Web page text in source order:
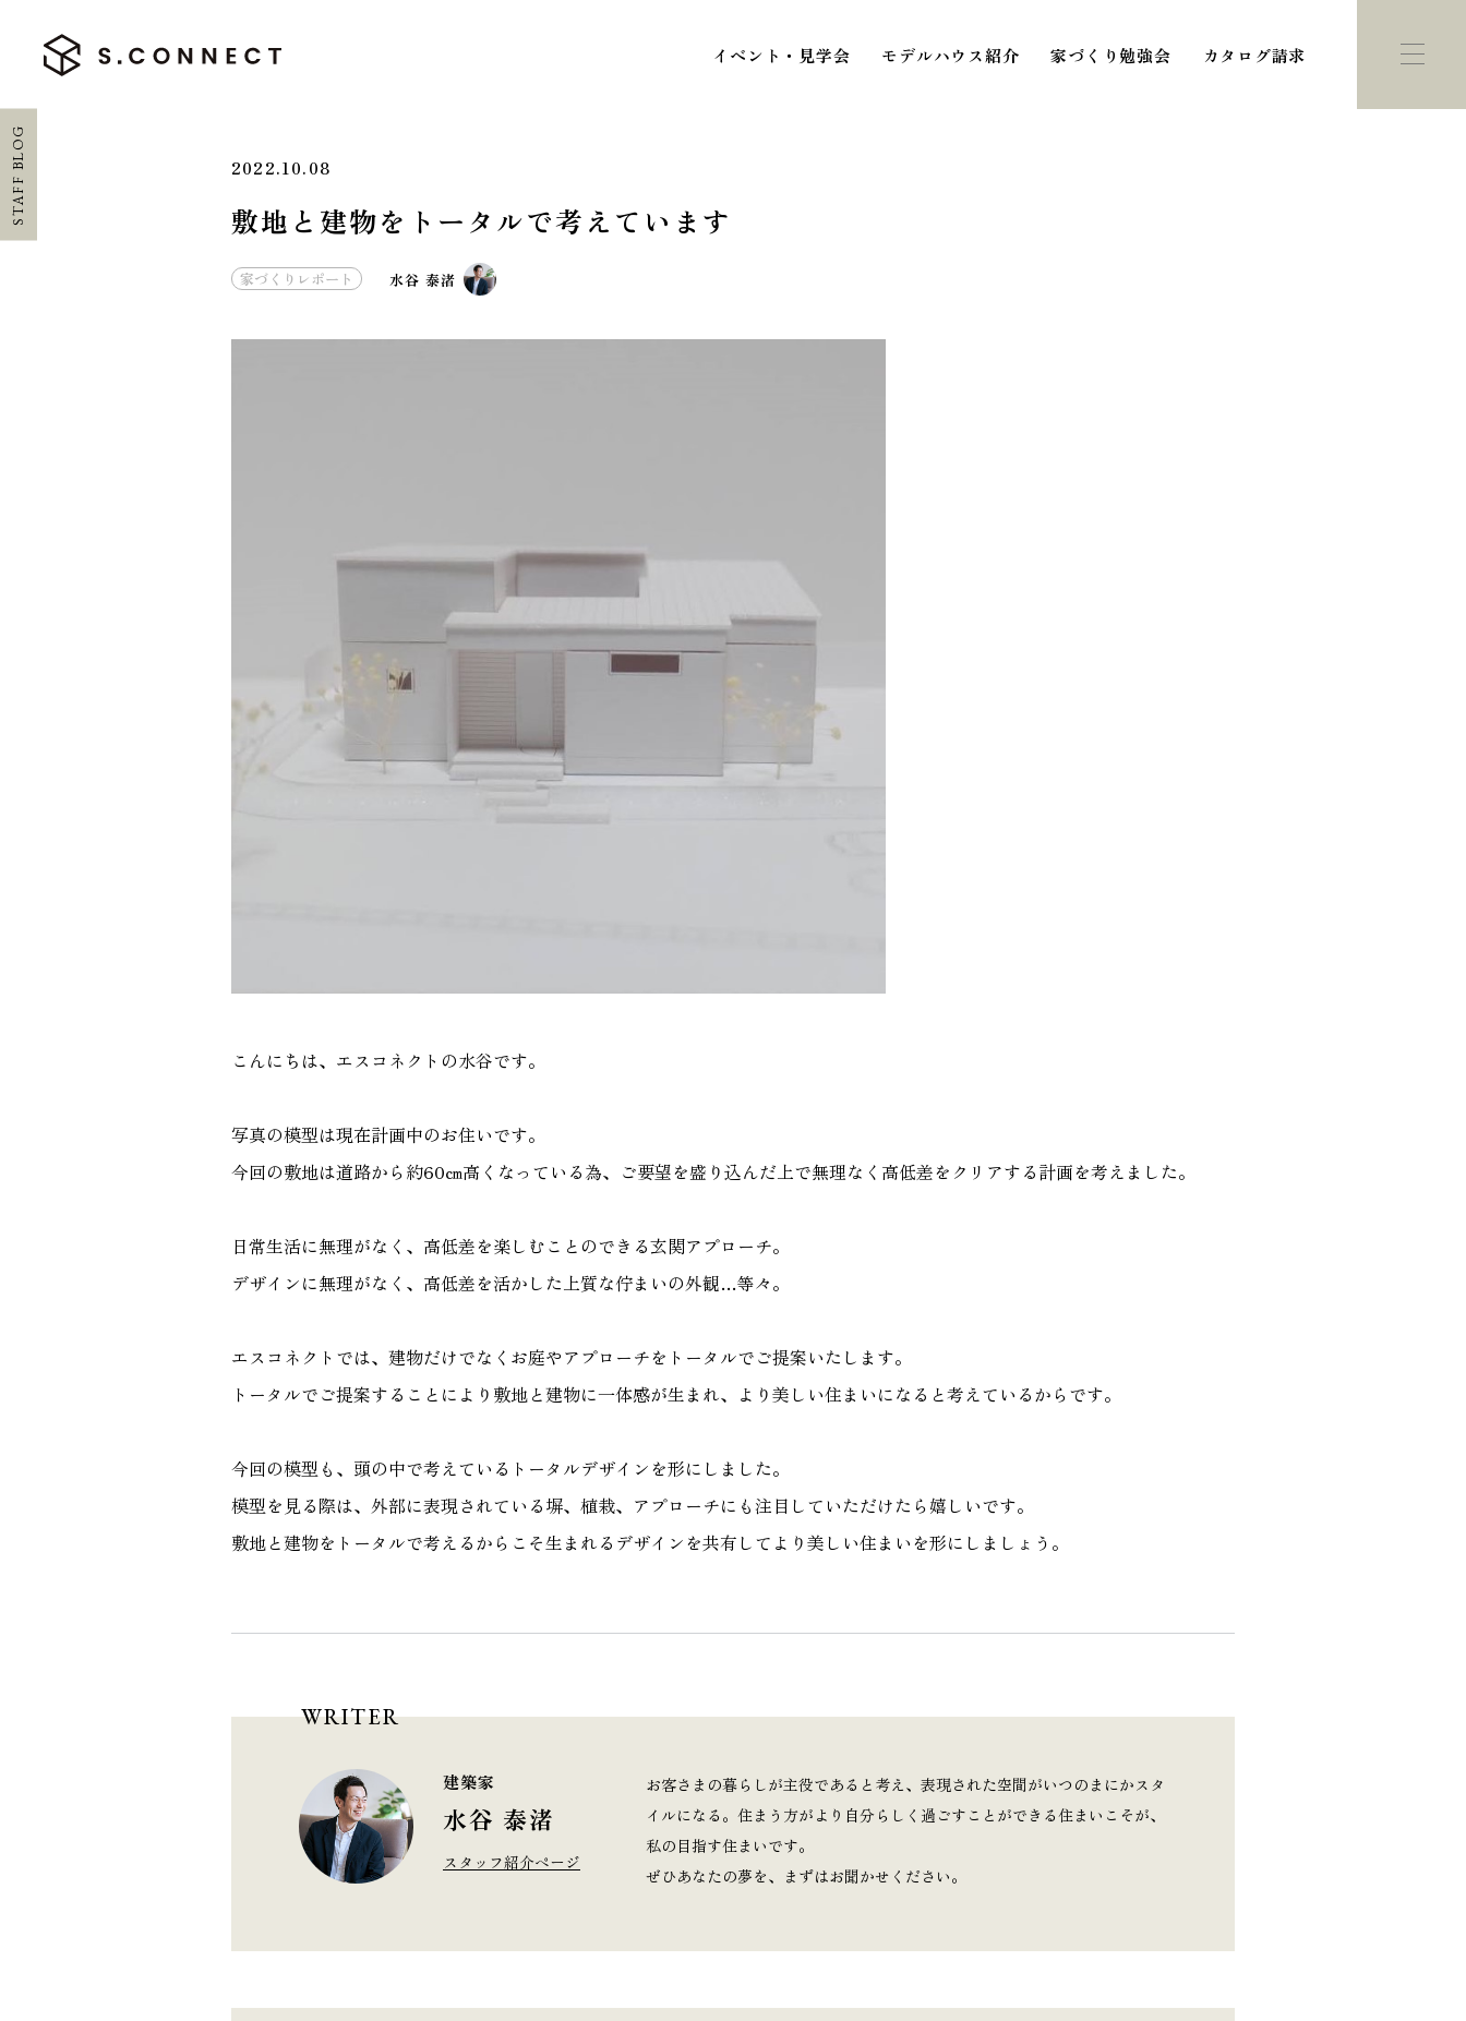
イベント・見学会 モデルハウス紹介 家づくり勉強会 カタログ請求
STAFF BLOG 2022.10.08
敷地と建物をトータルで考えています
家づくりレポート 水谷 泰渚
こんにちは、エスコネクトの水谷です。
写真の模型は現在計画中のお住いです。
今回の敷地は道路から約60㎝高くなっている為、ご要望を盛り込んだ上で無理なく高低差をクリアする計画を考えました。
日常生活に無理がなく、高低差を楽しむことのできる玄関アプローチ。
デザインに無理がなく、高低差を活かした上質な佇まいの外観…等々。
エスコネクトでは、建物だけでなくお庭やアプローチをトータルでご提案いたします。
トータルでご提案することにより敷地と建物に一体感が生まれ、より美しい住まいになると考えているからです。
今回の模型も、頭の中で考えているトータルデザインを形にしました。
模型を見る際は、外部に表現されている塀、植栽、アプローチにも注目していただけたら嬉しいです。
敷地と建物をトータルで考えるからこそ生まれるデザインを共有してより美しい住まいを形にしましょう。
WRITER
建築家
水谷 泰渚
スタッフ紹介ページ
お客さまの暮らしが主役であると考え、表現された空間がいつのまにかスタ
イルになる。住まう方がより自分らしく過ごすことができる住まいこそが、
私の目指す住まいです。
ぜひあなたの夢を、まずはお聞かせください。